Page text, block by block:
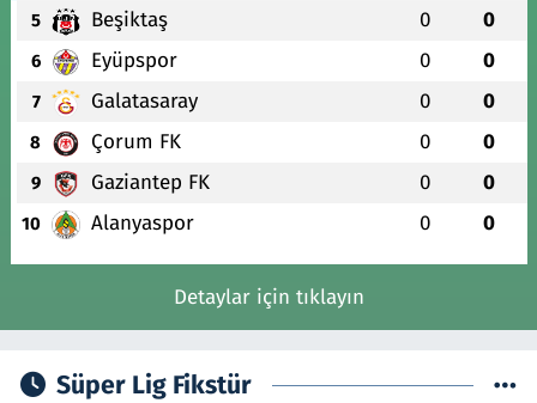
5 Beşiktaş 0 0
6 Eyüpspor 0 0
7 Galatasaray 0 0
8 Çorum FK 0 0
9 Gaziantep FK 0 0
10 Alanyaspor 0 0
Detaylar için tıklayın
Süper Lig Fikstür